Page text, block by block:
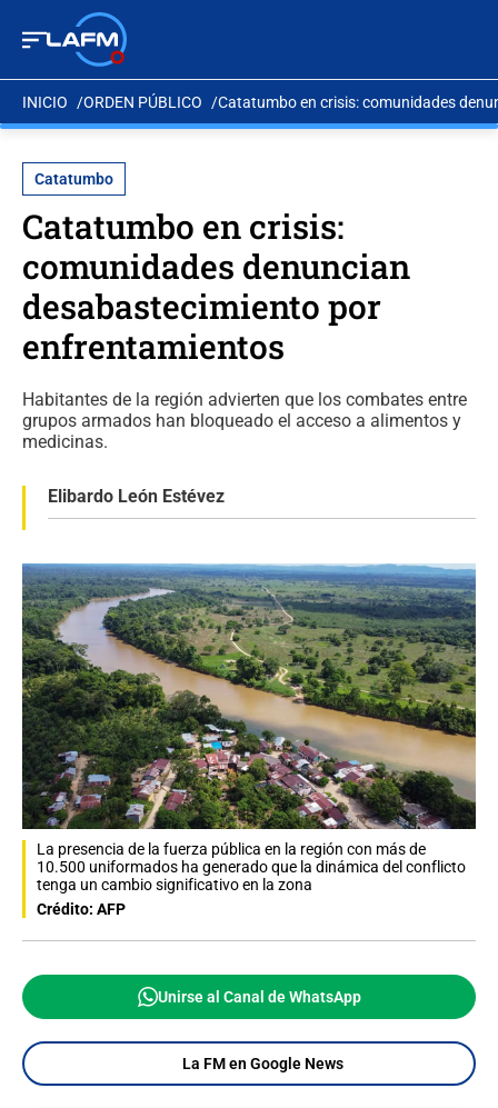
INICIO ORDEN PÚBLICO Catatumbo en crisis: comunidades
Catatumbo
Catatumbo en crisis:
comunidades denuncian
desabastecimiento por
enfrentamientos
Habitantes de la región advierten que los combates entre
grupos armados han bloqueado el acceso a alimentos y
medicinas.
Elibardo León Estévez
La presencia de la fuerza pública en la región con más de
10.500 uniformados ha generado que la dinámica del conflicto
tenga un cambio significativo en la zona
Crédito: AFP
Unirse al Canal de WhatsApp
La FM en Google News